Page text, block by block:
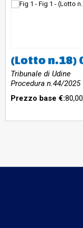
Tribunale di Udine
Procedura n.44/2025
Prezzo base €:80,00